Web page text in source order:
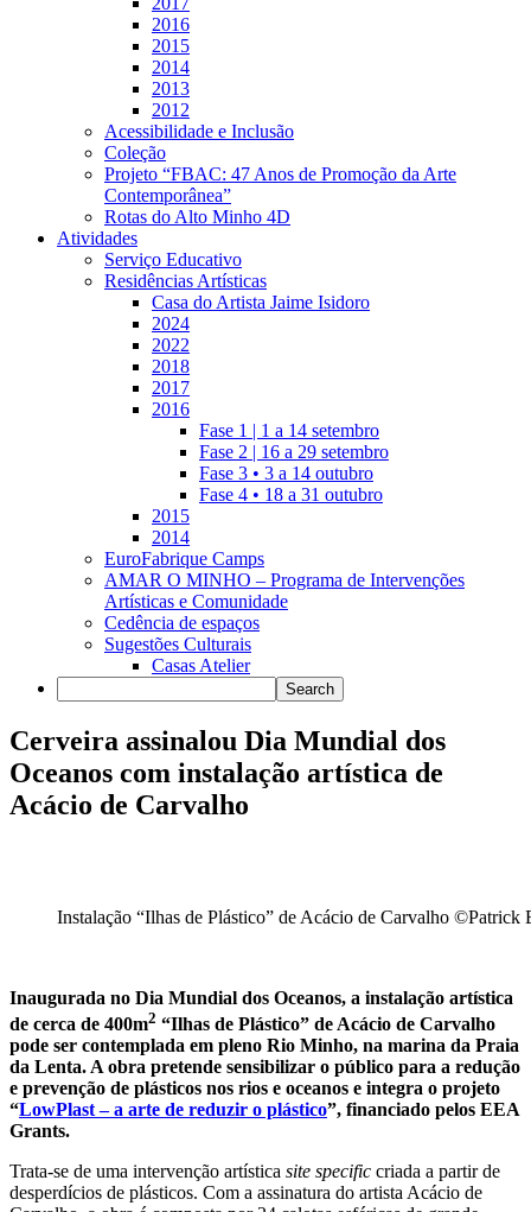
2016
2015
2014
2013
2012
Acessibilidade e Inclusão
Coleção
Projeto “FBAC: 47 Anos de Promoção da Arte
Contemporânea”
Rotas do Alto Minho 4D
Atividades
Serviço Educativo
Residências Artísticas
Casa do Artista Jaime Isidoro
2024
2022
2018
2017
2016
Fase 1 | 1 a 14 setembro
Fase 2 | 16 a 29 setembro
Fase 3 • 3 a 14 outubro
Fase 4 • 18 a 31 outubro
2015
2014
EuroFabrique Camps
AMAR O MINHO – Programa de Intervenções
Artísticas e Comunidade
Cedência de espaços
Sugestões Culturais
Casas Atelier
Cerveira assinalou Dia Mundial dos
Oceanos com instalação artística de
Acácio de Carvalho
Instalação “Ilhas de Plástico” de Acácio de Carvalho ©Patrick
Inaugurada no Dia Mundial dos Oceanos, a instalação artística
de cerca de 400m2 “Ilhas de Plástico” de Acácio de Carvalho
pode ser contemplada em pleno Rio Minho, na marina da Praia
da Lenta. A obra pretende sensibilizar o público para a redução
e prevenção de plásticos nos rios e oceanos e integra o projeto
“LowPlast – a arte de reduzir o plástico”, financiado pelos EEA
Grants.
Trata-se de uma intervenção artística site specific criada a partir de
desperdícios de plásticos. Com a assinatura do artista Acácio de